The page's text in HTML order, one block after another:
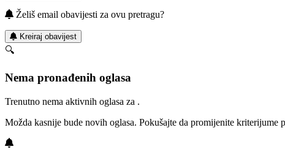
Želiš email obavijesti za ovu pretragu?
Kreiraj obavijest
🔍
Nema pronađenih oglasa
Trenutno nema aktivnih oglasa za .
Možda kasnije bude novih oglasa. Pokušajte da promijenite kriterijume